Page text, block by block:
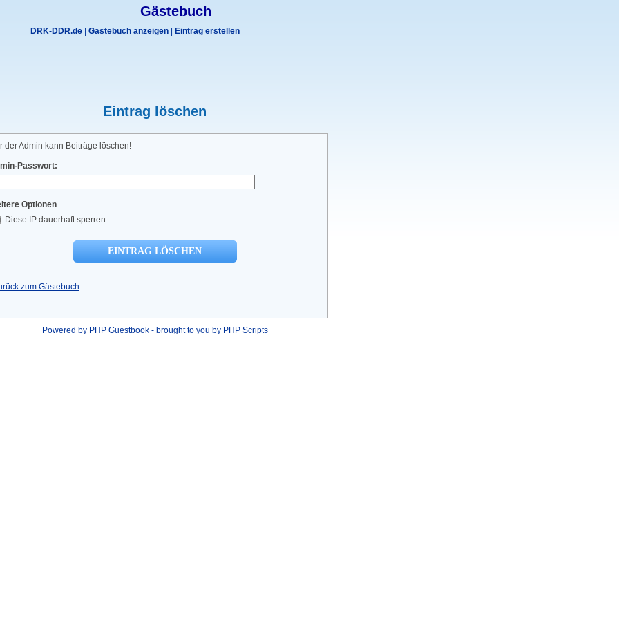
Gästebuch
DRK-DDR.de Gästebuch anzeigen Eintrag erstellen
Eintrag löschen
der Admin kann Beiträge löschen!
Passwort:
Optionen
Diese IP dauerhaft sperren
zum Gästebuch
Powered by PHP Guestbook- brought to you by PHP Scripts